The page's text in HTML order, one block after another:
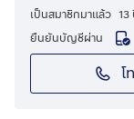
เป็นสมาชิกมาแล้ว 13
ยืนยันบัญชีผ่าน
โ